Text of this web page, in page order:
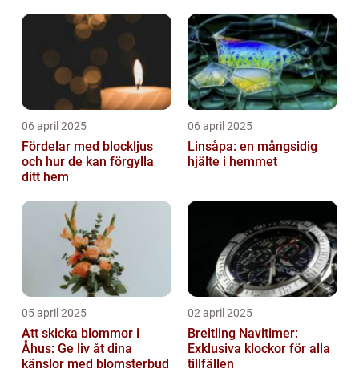
06 april 2025
Fördelar med blockljus
och hur de kan förgylla
ditt hem
06 april 2025
Linsåpa: en mångsidig
hjälte i hemmet
05 april 2025
Att skicka blommor i
Åhus: Ge liv åt dina
känslor med blomsterbud
02 april 2025
Breitling Navitimer:
Exklusiva klockor för alla
tillfällen